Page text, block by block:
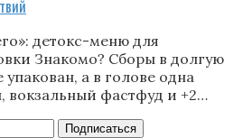
детокс-меню для
Знакомо? Сборы в долгую
а в голове одна
вокзальный фастфуд и +2…
Подписаться